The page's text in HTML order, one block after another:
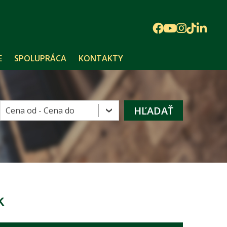
SPOLUPRÁCA KONTAKTY